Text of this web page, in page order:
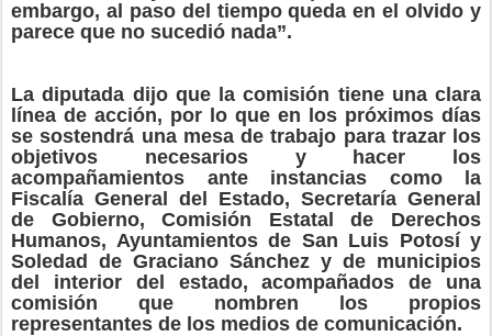
embargo, al paso del tiempo queda en el olvido y
parece que no sucedió nada”.
La diputada dijo que la comisión tiene una clara
línea de acción, por lo que en los próximos días
se sostendrá una mesa de trabajo para trazar los
objetivos necesarios y hacer los
acompañamientos ante instancias como la
Fiscalía General del Estado, Secretaría General
de Gobierno, Comisión Estatal de Derechos
Humanos, Ayuntamientos de San Luis Potosí y
Soledad de Graciano Sánchez y de municipios
del interior del estado, acompañados de una
comisión que nombren los propios
representantes de los medios de comunicación.